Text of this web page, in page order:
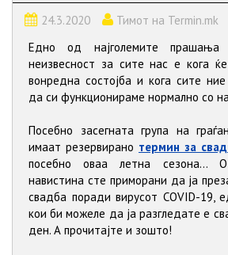
24.3.2020
Тимот на Termin.mk
Едно од најголемите прашања
неизвесност за сите нас е кога
вонредна состојба и кога сите
да си функционираме нормално со
Посебно засегната група на
имаат резервирано термин за
посебно оваа летна сезона...
навистина сте приморани да ја
свадба поради вирусот COVID-19,
кои би можеле да ја разгледате е
ден. А прочитајте и зошто!